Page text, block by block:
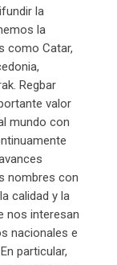
la
la
como Catar,
Regbar
valor
mundo con
nombres con
calidad y la
nos interesan
nacionales e
particular,